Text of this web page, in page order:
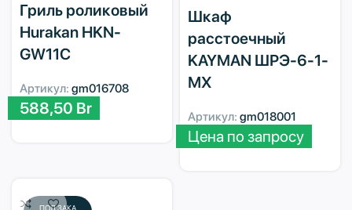
Гриль роликовый
Hurakan HKN-
GW11C
Артикул: gm016708
588,50 Br
Шкаф
расстоечный
KAYMAN ШРЭ-6-1-
МХ
Артикул: gm018001
Цена по запросу
ПОД ЗАКА